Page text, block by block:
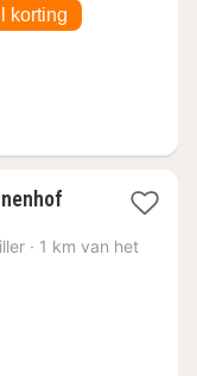
korting
1
vanaf
· 1 km van het